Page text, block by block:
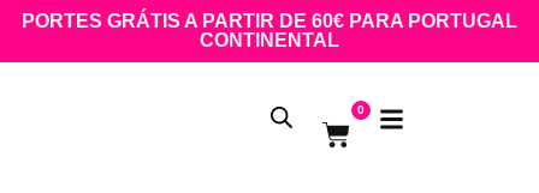
PORTES GRÁTIS A PARTIR DE 60€ PARA PORTUGAL
CONTINENTAL
0